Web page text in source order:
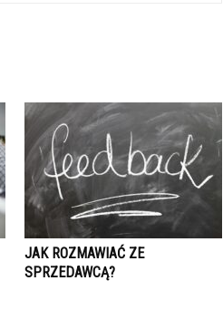
JAK ROZMAWIAĆ ZE
SPRZEDAWCĄ?